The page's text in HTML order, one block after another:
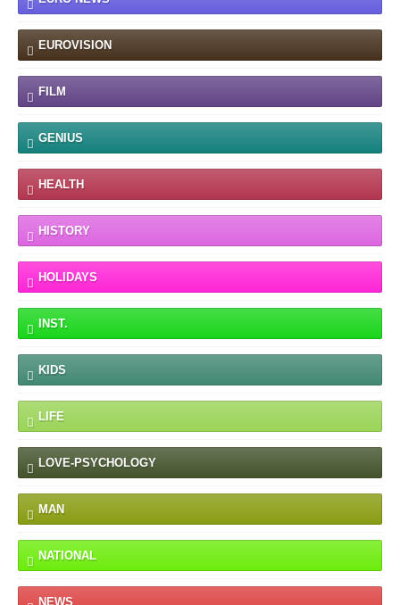
EUROVISION
FILM
GENIUS
HEALTH
HISTORY
HOLIDAYS
INST.
KIDS
LIFE
LOVE-PSYCHOLOGY
MAN
NATIONAL
NEWS